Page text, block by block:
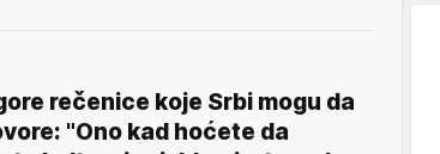
rečenice koje Srbi mogu da
"Ono kad hoćete da